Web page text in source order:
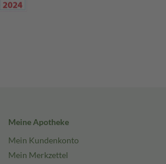
Meine Apotheke
Mein Kundenkonto
Mein Merkzettel